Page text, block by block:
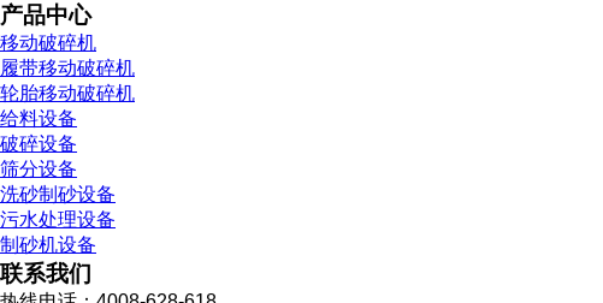
产品中心
移动破碎机
履带移动破碎机
轮胎移动破碎机
给料设备
破碎设备
筛分设备
洗砂制砂设备
污水处理设备
制砂机设备
联系我们